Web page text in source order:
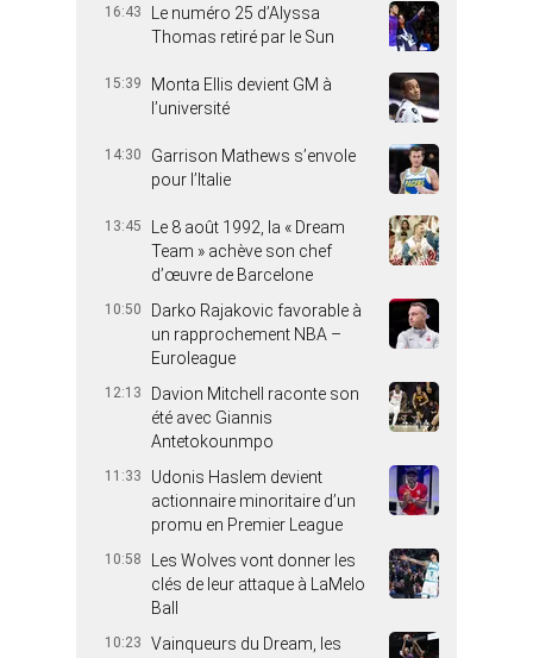
16:43
Le numéro 25 d’Alyssa
Thomas retiré par le Sun
15:39
Monta Ellis devient GM à
l’université
14:30
Garrison Mathews s’envole
pour l’Italie
13:45
Le 8 août 1992, la « Dream
Team » achève son chef
d’œuvre de Barcelone
10:50
Darko Rajakovic favorable à
un rapprochement NBA –
Euroleague
12:13
Davion Mitchell raconte son
été avec Giannis
Antetokounmpo
11:33
Udonis Haslem devient
actionnaire minoritaire d’un
promu en Premier League
10:58
Les Wolves vont donner les
clés de leur attaque à LaMelo
Ball
10:23
Vainqueurs du Dream, les